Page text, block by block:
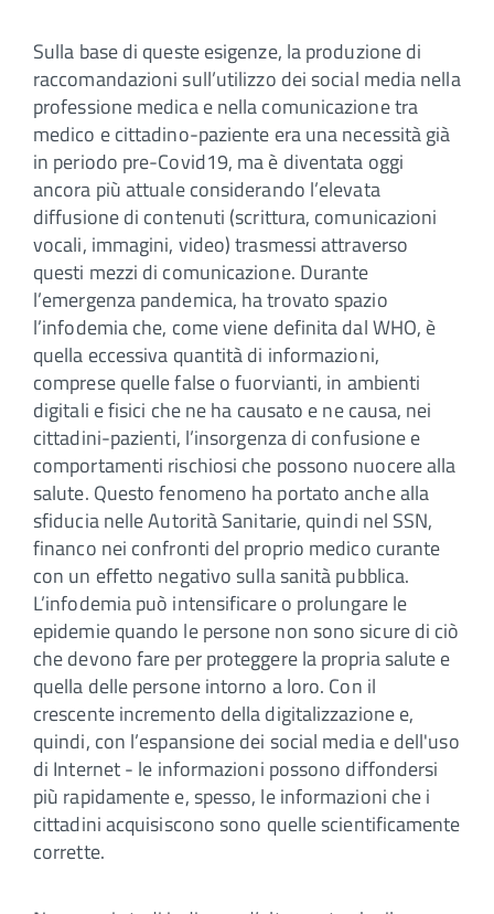
Sulla base di queste esigenze, la produzione di
raccomandazioni sull’utilizzo dei social media nella
professione medica e nella comunicazione tra
medico e cittadino-paziente era una necessità già
in periodo pre-Covid19, ma è diventata oggi
ancora più attuale considerando l’elevata
diffusione di contenuti (scrittura, comunicazioni
vocali, immagini, video) trasmessi attraverso
questi mezzi di comunicazione. Durante
l’emergenza pandemica, ha trovato spazio
l’infodemia che, come viene definita dal WHO, è
quella eccessiva quantità di informazioni,
comprese quelle false o fuorvianti, in ambienti
digitali e fisici che ne ha causato e ne causa, nei
cittadini-pazienti, l’insorgenza di confusione e
comportamenti rischiosi che possono nuocere alla
salute. Questo fenomeno ha portato anche alla
sfiducia nelle Autorità Sanitarie, quindi nel SSN,
financo nei confronti del proprio medico curante
con un effetto negativo sulla sanità pubblica.
L’infodemia può intensificare o prolungare le
epidemie quando le persone non sono sicure di ciò
che devono fare per proteggere la propria salute e
quella delle persone intorno a loro. Con il
crescente incremento della digitalizzazione e,
quindi, con l’espansione dei social media e dell'uso
di Internet - le informazioni possono diffondersi
più rapidamente e, spesso, le informazioni che i
cittadini acquisiscono sono quelle scientificamente
corrette.